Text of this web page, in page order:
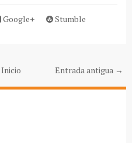
Google+
Stumble
Entrada antigua →
Inicio